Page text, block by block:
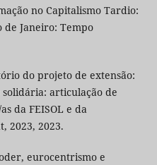
no Capitalismo Tardio:
de Janeiro: Tempo
do projeto de extensão:
articulação de
da FEISOL e da
2023, 2023.
eurocentrismo e